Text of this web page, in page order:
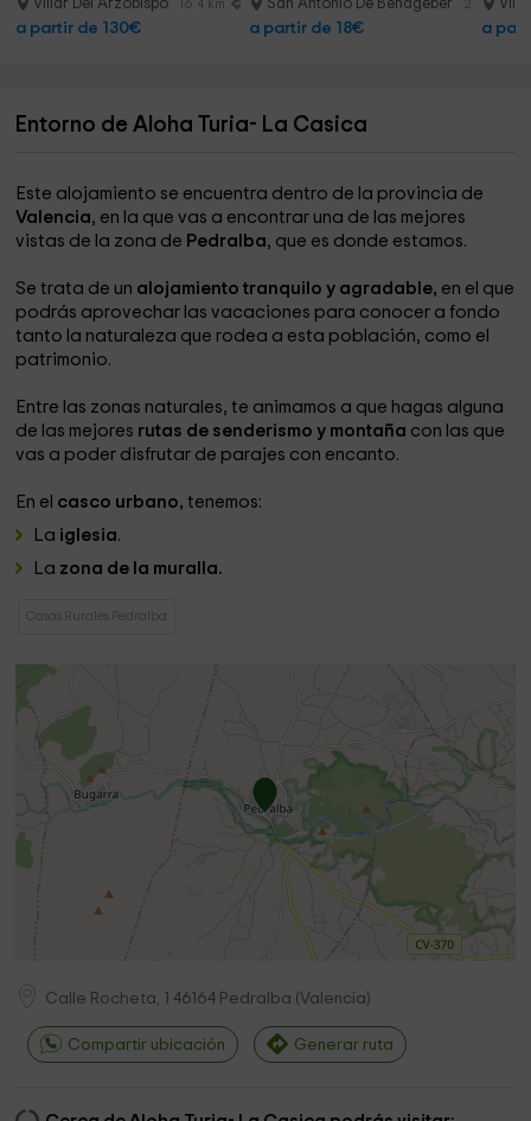
Villar Del Arzobispo 16.4 km
a partir de 130€
San Antonio De Benagéber 21.3 km
a partir de 18€ a
Entorno de Aloha Turia- La Casica
Este alojamiento se encuentra dentro de la provincia de
Valencia, en la que vas a encontrar una de las mejores
vistas de la zona de Pedralba, que es donde estamos.
Se trata de un alojamiento tranquilo y agradable, en el que
podrás aprovechar las vacaciones para conocer a fondo
tanto la naturaleza que rodea a esta población, como el
patrimonio.
Entre las zonas naturales, te animamos a que hagas alguna
de las mejores rutas de senderismo y montaña con las que
vas a poder disfrutar de parajes con encanto.
En el casco urbano, tenemos:
La iglesia.
La zona de la muralla.
Casas Rurales Pedralba
Calle Rocheta, 1 46164 Pedralba (Valencia)
Compartir ubicación Generar ruta